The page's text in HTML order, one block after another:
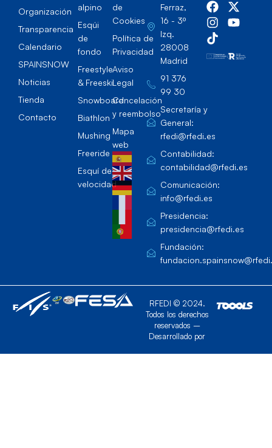
Organización
Transparencia
Calendario
SPAINSNOW
Noticias
Tienda
Contacto
alpino
Esqúi
de
fondo
Freestyle
& Freeski
Snowboard
Biathlon
Mushing
Freeride
Esquí de
velocidad
de
Cookies
Política de
Privacidad
Aviso
Legal
Cancelación
y reembolso
Mapa
web
Ferraz,
16 - 3º
Izq.
28008
Madrid
91 376
99 30
Secretaría y
General:
rfedi@rfedi.es
Contabilidad:
contabilidad@rfedi.es
Comunicación:
info@rfedi.es
Presidencia:
presidencia@rfedi.es
Fundación:
RFEDI © 2024.
Todos los derechos
reservados –
Desarrollado por